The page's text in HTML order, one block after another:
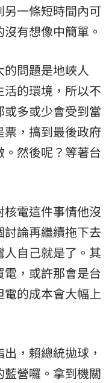
一條短時間內可
有想像中簡單。
問題是地峽人
的環境，所以不
多或少會受到當
，搞到最後政府
然後呢？等著台
電這件事情他沒
論再繼續拖下去
自己就是了。其
，或許那會是台
的成本會大幅上
出，賴總統拋球，
營囉。拿到機關